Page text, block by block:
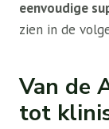
eenvoudige
zien in de
Van de
tot